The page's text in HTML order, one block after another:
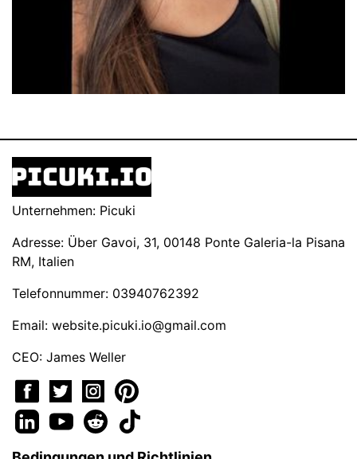
Unternehmen: Picuki
Adresse: Über Gavoi, 31, 00148 Ponte Galeria-la Pisana
RM, Italien
Telefonnummer: 03940762392
Email: website.picuki.io@gmail.com
CEO: James Weller